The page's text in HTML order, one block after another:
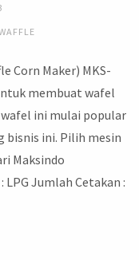
Corn Maker) MKS-
membuat wafel
ini mulai popular
bisnis ini. Pilih mesin
Maksindo
LPG Jumlah Cetakan :